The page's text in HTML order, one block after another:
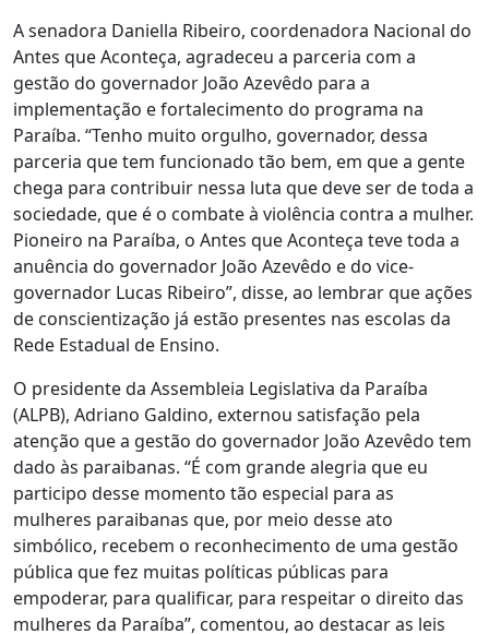
A senadora Daniella Ribeiro, coordenadora Nacional do
Antes que Aconteça, agradeceu a parceria com a
gestão do governador João Azevêdo para a
implementação e fortalecimento do programa na
Paraíba. “Tenho muito orgulho, governador, dessa
parceria que tem funcionado tão bem, em que a gente
chega para contribuir nessa luta que deve ser de toda a
sociedade, que é o combate à violência contra a mulher.
Pioneiro na Paraíba, o Antes que Aconteça teve toda a
anuência do governador João Azevêdo e do vice-
governador Lucas Ribeiro”, disse, ao lembrar que ações
de conscientização já estão presentes nas escolas da
Rede Estadual de Ensino.
O presidente da Assembleia Legislativa da Paraíba
(ALPB), Adriano Galdino, externou satisfação pela
atenção que a gestão do governador João Azevêdo tem
dado às paraibanas. “É com grande alegria que eu
participo desse momento tão especial para as
mulheres paraibanas que, por meio desse ato
simbólico, recebem o reconhecimento de uma gestão
pública que fez muitas políticas públicas para
empoderar, para qualificar, para respeitar o direito das
mulheres da Paraíba”, comentou, ao destacar as leis